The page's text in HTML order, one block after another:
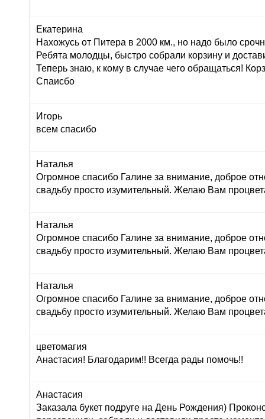
Екатерина
Нахожусь от Питера в 2000 км., но надо было
Ребята молодцы, быстро собрали корзину и
Теперь знаю, к кому в случае чего обращаться!
Спаисбо
Игорь
всем спасибо
Наталья
Огромное спасибо Галине за внимание, доброе
свадьбу просто изумительный. Желаю Вам
Наталья
Огромное спасибо Галине за внимание, доброе
свадьбу просто изумительный. Желаю Вам
Наталья
Огромное спасибо Галине за внимание, доброе
свадьбу просто изумительный. Желаю Вам
цветомагия
Анастасия! Благодарим!! Всегда рады помочь!!
Анастасия
Заказала букет подруге на День Рождения)